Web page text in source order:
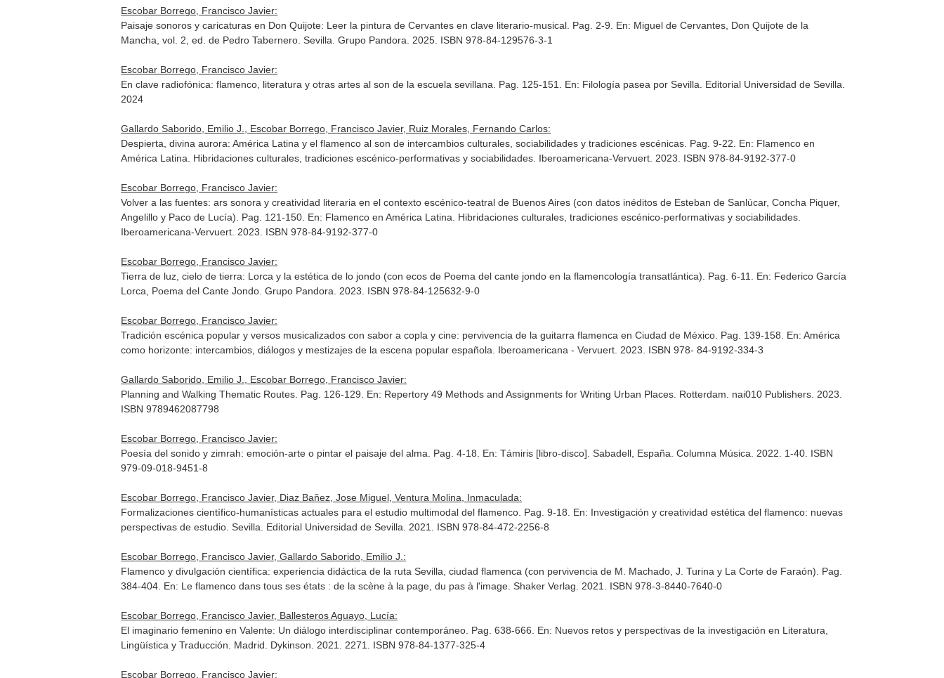
Escobar Borrego, Francisco Javier:
Paisaje sonoros y caricaturas en Don Quijote: Leer la pintura de Cervantes en clave literario-musical. Pag. 2-9. En: Miguel de Cervantes, Don Quijote de la
Mancha, vol. 2, ed. de Pedro Tabernero . Sevilla. Grupo Pandora. 2025. ISBN 978-84-129576-3-1
Escobar Borrego, Francisco Javier:
En clave radiofónica: flamenco, literatura y otras artes al son de la escuela sevillana. Pag. 125-151. En: Filología pasea por Sevilla . Editorial Universidad de Sevilla.
2024
Gallardo Saborido, Emilio J., Escobar Borrego, Francisco Javier, Ruiz Morales, Fernando Carlos:
Despierta, divina aurora: América Latina y el flamenco al son de intercambios culturales, sociabilidades y tradiciones escénicas. Pag. 9-22. En: Flamenco en
América Latina. Hibridaciones culturales, tradiciones escénico-performativas y sociabilidades . Iberoamericana-Vervuert. 2023. ISBN 978-84-9192-377-0
Escobar Borrego, Francisco Javier:
Volver a las fuentes: ars sonora y creatividad literaria en el contexto escénico-teatral de Buenos Aires (con datos inéditos de Esteban de Sanlúcar, Concha Piquer,
Angelillo y Paco de Lucía). Pag. 121-150. En: Flamenco en América Latina. Hibridaciones culturales, tradiciones escénico-performativas y sociabilidades
Iberoamericana-Vervuert. 2023. ISBN 978-84-9192-377-0
Escobar Borrego, Francisco Javier:
Tierra de luz, cielo de tierra: Lorca y la estética de lo jondo (con ecos de Poema del cante jondo en la flamencología transatlántica). Pag. 6-11. En: Federico García
Lorca, Poema del Cante Jondo . Grupo Pandora. 2023. ISBN 978-84-125632-9-0
Escobar Borrego, Francisco Javier:
Tradición escénica popular y versos musicalizados con sabor a copla y cine: pervivencia de la guitarra flamenca en Ciudad de México. Pag. 139-158. En: América
como horizonte: intercambios, diálogos y mestizajes de la escena popular española . Iberoamericana - Vervuert. 2023. ISBN 978- 84-9192-334-3
Gallardo Saborido, Emilio J., Escobar Borrego, Francisco Javier:
Planning and Walking Thematic Routes. Pag. 126-129. En: Repertory 49 Methods and Assignments for Writing Urban Places . Rotterdam. nai010 Publishers. 2023.
ISBN 9789462087798
Escobar Borrego, Francisco Javier:
Poesía del sonido y zimrah: emoción-arte o pintar el paisaje del alma. Pag. 4-18. En: Támiris [libro-disco] . Sabadell, España. Columna Música. 2022. 1-40. ISBN
979-09-018-9451-8
Escobar Borrego, Francisco Javier, Diaz Bañez, Jose Miguel, Ventura Molina, Inmaculada:
Formalizaciones científico-humanísticas actuales para el estudio multimodal del flamenco. Pag. 9-18. En: Investigación y creatividad estética del flamenco: nuevas
perspectivas de estudio . Sevilla. Editorial Universidad de Sevilla. 2021. ISBN 978-84-472-2256-8
Escobar Borrego, Francisco Javier, Gallardo Saborido, Emilio J.:
Flamenco y divulgación científica: experiencia didáctica de la ruta Sevilla, ciudad flamenca (con pervivencia de M. Machado, J. Turina y La Corte de Faraón). Pag.
384-404. En: Le flamenco dans tous ses états : de la scène à la page, du pas à l'image . Shaker Verlag. 2021. ISBN 978-3-8440-7640-0
Escobar Borrego, Francisco Javier, Ballesteros Aguayo, Lucía:
El imaginario femenino en Valente: Un diálogo interdisciplinar contemporáneo. Pag. 638-666. En: Nuevos retos y perspectivas de la investigación en Literatura,
Lingüística y Traducción . Madrid. Dykinson. 2021. 2271. ISBN 978-84-1377-325-4
Escobar Borrego, Francisco Javier: